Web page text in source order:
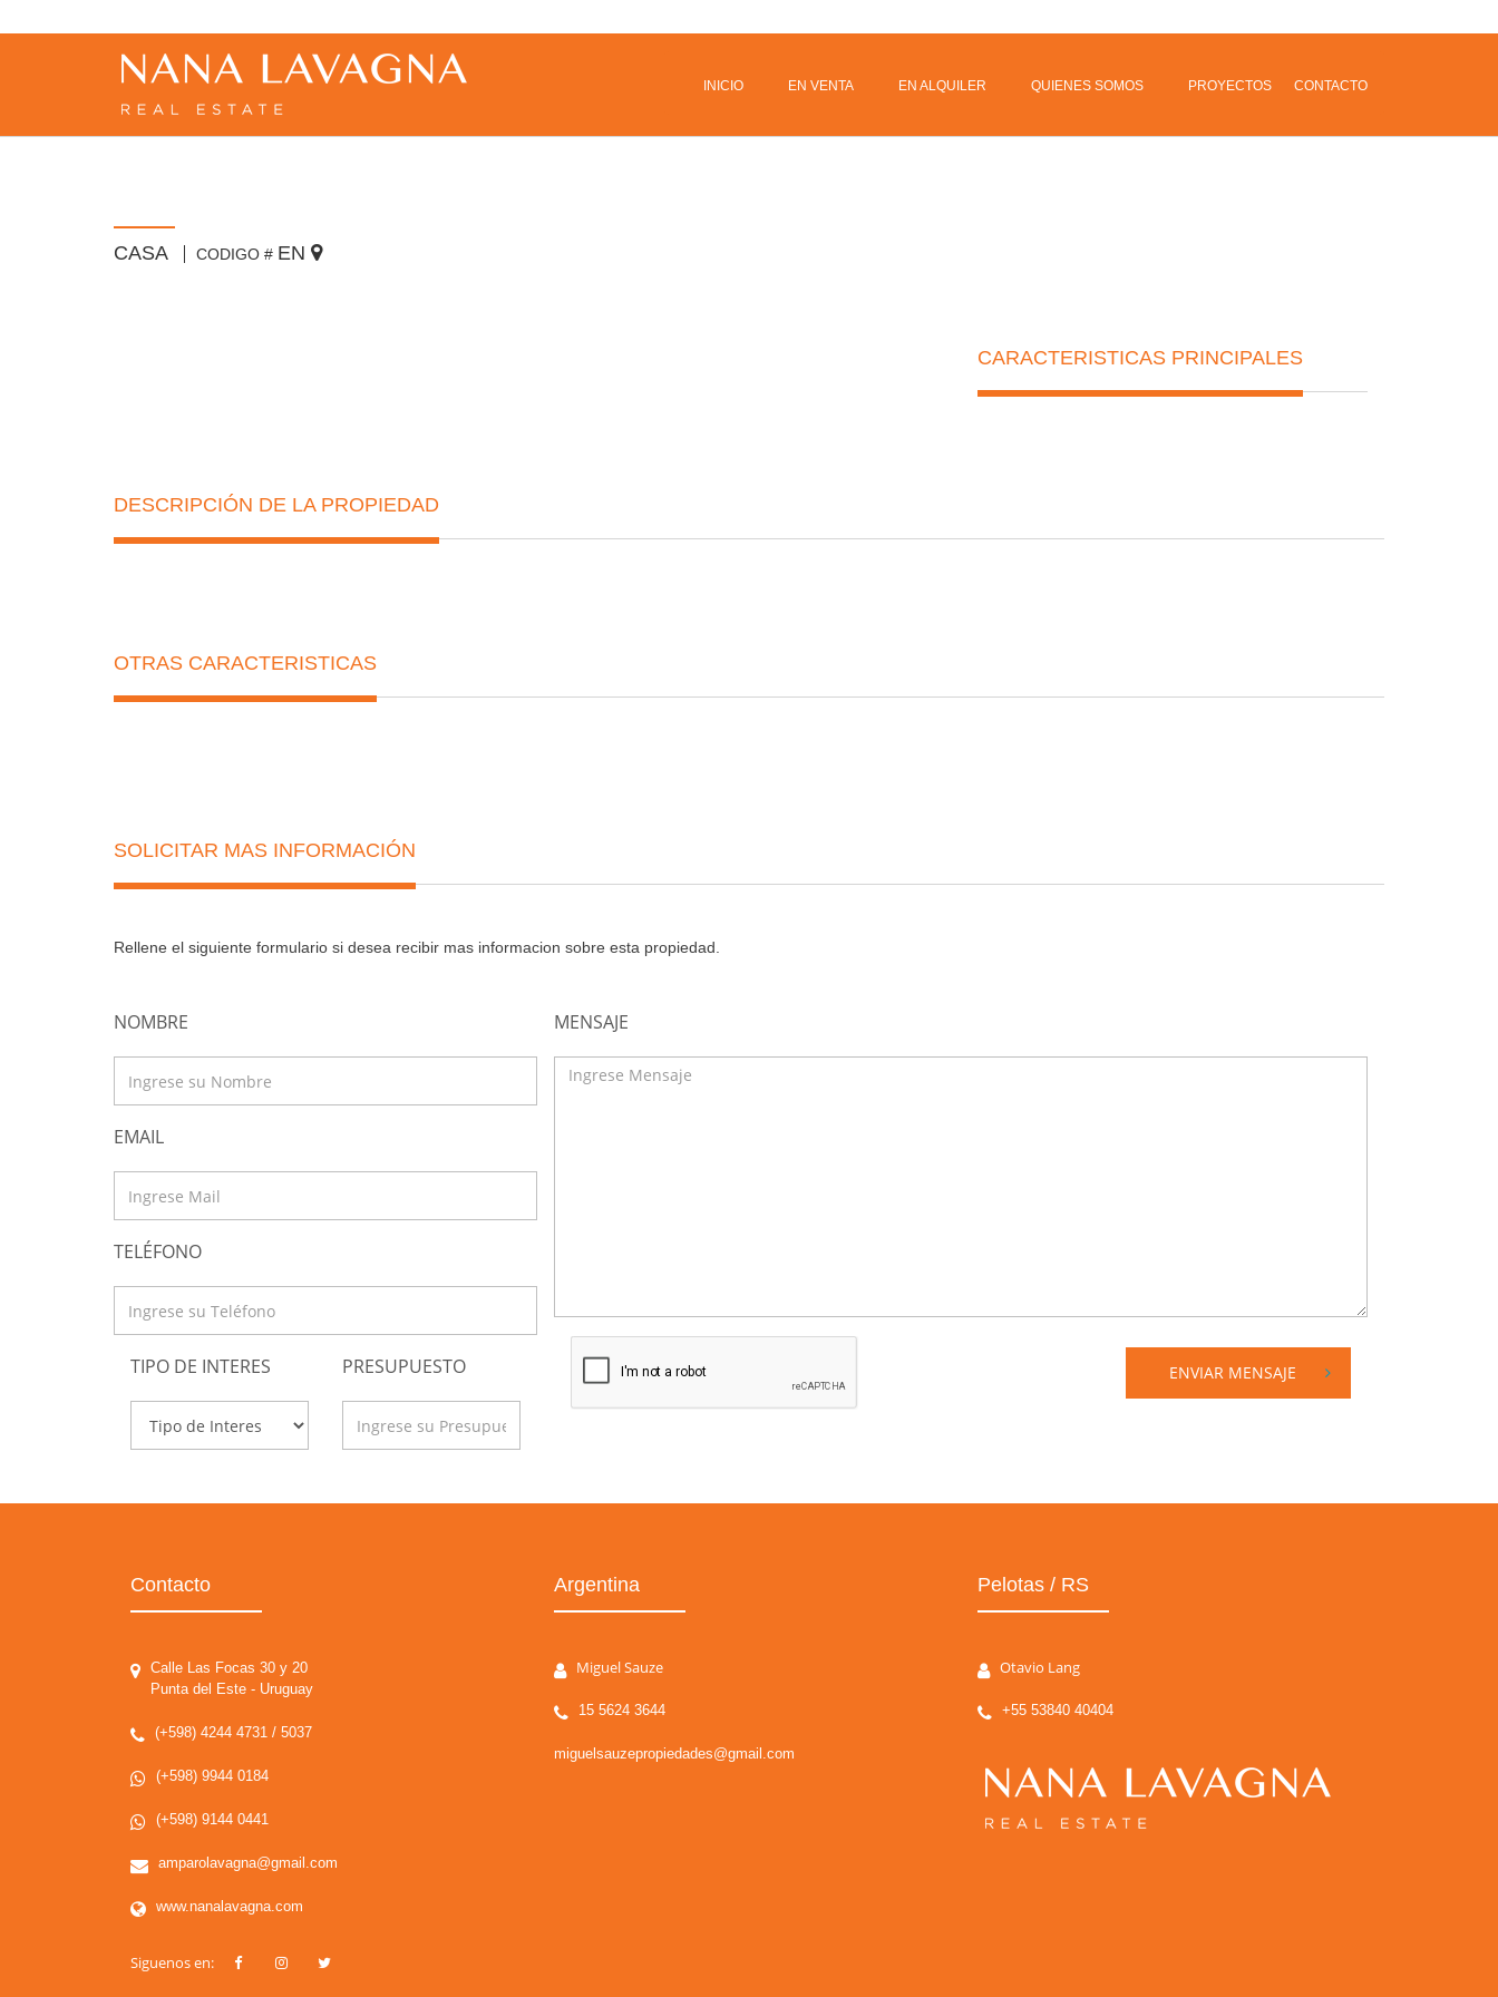
INICIO EN VENTA EN ALQUILER QUIENES SOMOS PROYECTOS CONTACTO
CASA CODIGO # EN
CARACTERISTICAS PRINCIPALES
DESCRIPCIÓN DE LA PROPIEDAD
OTRAS CARACTERISTICAS
SOLICITAR MAS INFORMACIÓN
Rellene el siguiente formulario si desea recibir mas informacion sobre esta propiedad.
NOMBRE
EMAIL
TELÉFONO
TIPO DE INTERES PRESUPUESTO
MENSAJE
ENVIAR MENSAJE
Contacto
Calle Las Focas 30 y 20
Punta del Este - Uruguay
(+598) 4244 4731 / 5037
(+598) 9944 0184
(+598) 9144 0441
amparolavagna@gmail.com
www.nanalavagna.com
Siguenos en:
Argentina
Miguel Sauze
15 5624 3644
miguelsauzepropiedades@gmail.com
Pelotas / RS
Otavio Lang
+55 53840 40404